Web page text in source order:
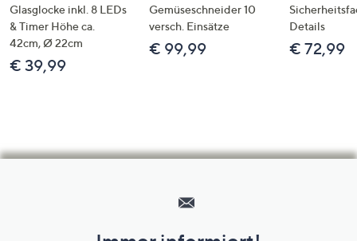
Glasglocke inkl. 8 LEDs
& Timer Höhe ca.
42cm, Ø 22cm
€ 39,99
Gemüseschneider 10
versch. Einsätze
€ 99,99
Details
€ 72,99